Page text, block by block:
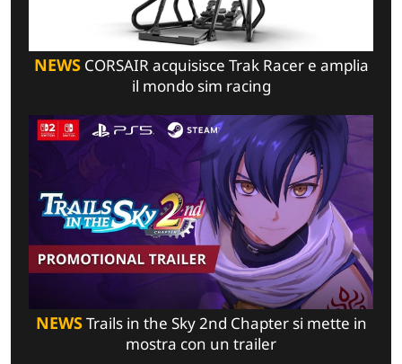
NEWSCORSAIR acquisisce Trak Racer e amplia
il mondo sim racing
NEWSTrails in the Sky 2nd Chapter si mette in
mostra con un trailer